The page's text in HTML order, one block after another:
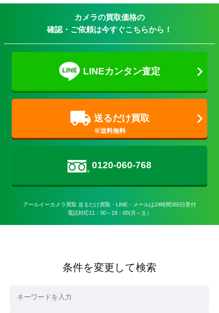
カメラの買取価格の
確認・ご依頼は今すぐこちらから！
LINEカンタン査定
送るだけ買取
0120-060-768
アールイーカメラ買取 送るだけ買取・LINE・メールは24時間365日受付
電話対応11：00～19：00(月～土）
条件を変更して検索